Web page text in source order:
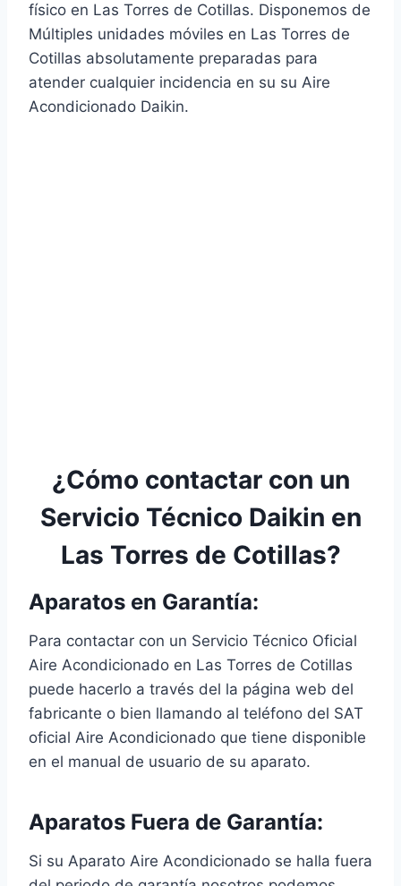
físico en Las Torres de Cotillas. Disponemos de
Múltiples unidades móviles en Las Torres de
Cotillas absolutamente preparadas para
atender cualquier incidencia en su su Aire
Acondicionado Daikin.
¿Cómo contactar con un
Servicio Técnico Daikin en
Las Torres de Cotillas?
Aparatos en Garantía:
Para contactar con un Servicio Técnico Oficial
Aire Acondicionado en Las Torres de Cotillas
puede hacerlo a través del la página web del
fabricante o bien llamando al teléfono del SAT
oficial Aire Acondicionado que tiene disponible
en el manual de usuario de su aparato.
Aparatos Fuera de Garantía:
Si su Aparato Aire Acondicionado se halla fuera